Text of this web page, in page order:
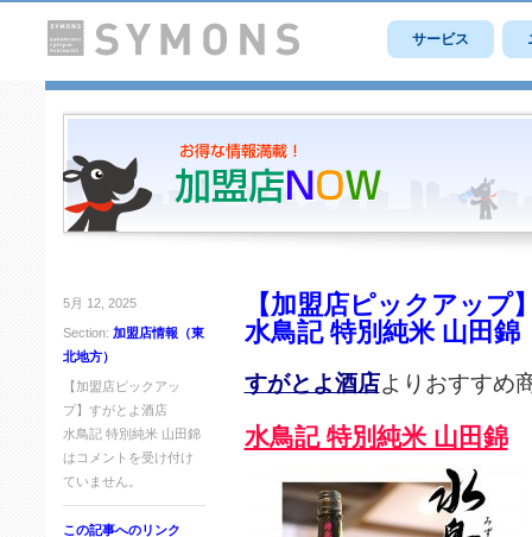
サービス
5月 12, 2025
Section: 加盟店情報（東
北地方）
【加盟店ピックアッ
プ】すがとよ酒店
水鳥記 特別純米 山田錦
は コメントを受け付け
ていません。
この記事へのリンク
【加盟店ピックアップ
水鳥記 特別純米 山田錦
すがとよ酒店よりおすすめ
水鳥記 特別純米 山田錦